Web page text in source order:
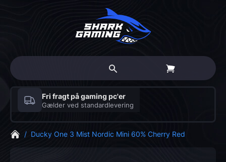
Fri fragt på gaming pc'er
Gælder ved standardlevering
/ Ducky One 3 Mist Nordic Mini 60% Cherry Red